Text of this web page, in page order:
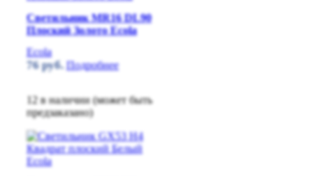
Светильник MR16 DL90
Плоский Золото Ecola
Ecola
76руб. Подробнее
12 в наличии (может быть
предзаказано)